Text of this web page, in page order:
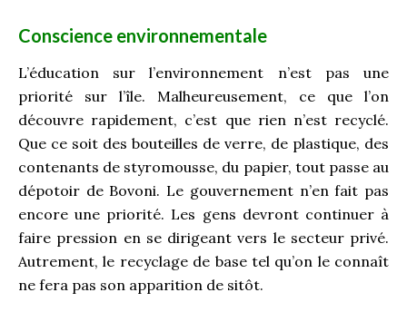
Conscience environnementale
L’éducation sur l’environnement n’est pas une
priorité sur l’île. Malheureusement, ce que l’on
découvre rapidement, c’est que rien n’est recyclé.
Que ce soit des bouteilles de verre, de plastique, des
contenants de styromousse, du papier, tout passe au
dépotoir de Bovoni. Le gouvernement n’en fait pas
encore une priorité. Les gens devront continuer à
faire pression en se dirigeant vers le secteur privé.
Autrement, le recyclage de base tel qu’on le connaît
ne fera pas son apparition de sitôt.